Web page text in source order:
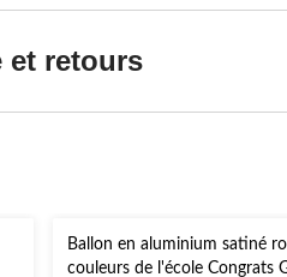
et retours
Ballon en aluminium satiné
couleurs de l'école Congrats